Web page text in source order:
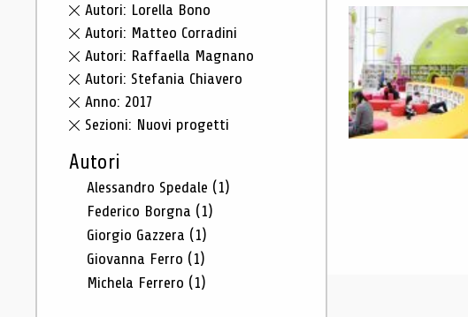
Autori: Lorella Bono
Autori: Matteo Corradini
Autori: Raffaella Magnano
Autori: Stefania Chiavero
Anno: 2017
Sezioni: Nuovi progetti
Autori
Alessandro Spedale (1)
Federico Borgna (1)
Giorgio Gazzera (1)
Giovanna Ferro (1)
Michela Ferrero (1)